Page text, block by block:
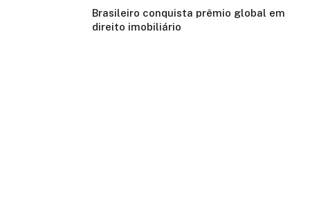
Brasileiro conquista prêmio global em
direito imobiliário